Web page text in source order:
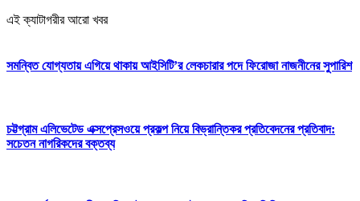
এই ক্যাটাগরীর আরো খবর
সমন্বিত যোগ্যতায় এগিয়ে থাকায় আইসিটি’র লেকচারার পদে ফিরোজা নাজনীনের সুপারিশ
চট্টগ্রাম এলিভেটেড এক্সপ্রেসওয়ে প্রকল্প নিয়ে বিভ্রান্তিকর প্রতিবেদনের প্রতিবাদ:
সচেতন নাগরিকদের বক্তব্য